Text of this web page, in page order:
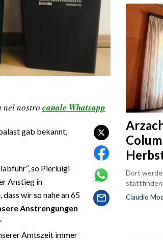
nel nostro canale Whatsapp
gab bekannt,
so Pierluigi
Anstieg in
wir so nahe an 65
Anstrengungen
Amtszeit immer
Dort
stattfinden.
Claudio